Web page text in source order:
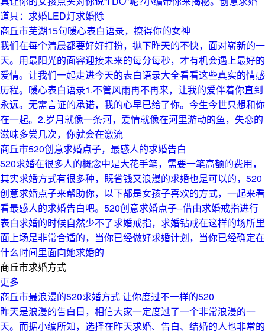
道具：求婚LED灯求婚除
商丘市芜湖15句暖心表白语录，撩得你的女神
我们在每个清晨都要好好打扮，抛下昨天的不快，面对崭新的一
天。用最阳光的面容迎接未来的每分每秒，才有机会遇上最好的
爱情。让我们一起走进今天的表白语录大全看看这些真实的情感
历程。暖心表白语录1.不管风雨再不再来，让我的爱伴着你直到
永远。无需言证的承诺，我的心早已给了你。今生今世只想和你
在一起。2.岁月就像一条河，爱情就像在河里游动的鱼，失恋的
滋味多尝几次，你就会在激流
商丘市520创意求婚点子，最感人的求婚告白
520求婚在很多人的概念中是大花手笔，需要一笔高额的费用，
其实求婚方式有很多种，既省钱又浪漫的求婚也是可以的，520
创意求婚点子来帮助你，以下都是女孩子喜欢的方式，一起来看
看最感人的求婚告白吧。520创意求婚点子--借由求婚戒指进行
表白求婚的时候自然少不了求婚戒指，求婚钻戒在这样的场所里
面上场是非常合适的，当你已经做好求婚计划，当你已经确定在
什么时间里面向她求婚的
商丘市求婚方式
更多
商丘市最浪漫的520求婚方式 让你度过不一样的520
昨天是浪漫的告白日，相信大家一定度过了一个非常浪漫的一
天。而据小编所知，选择在昨天求婚、告白、结婚的人也非常的